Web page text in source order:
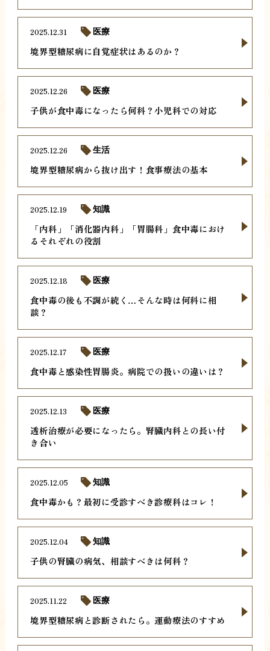
境界型糖尿病に自覚症状はあるのか？
2025.12.31 医療
子供が食中毒になったら何科？小児科での対応
2025.12.26 医療
境界型糖尿病から抜け出す！食事療法の基本
2025.12.26 生活
「内科」「消化器内科」「胃腸科」食中毒におけ
るそれぞれの役割
2025.12.19 知識
食中毒の後も不調が続く…そんな時は何科に相
談？
2025.12.18 医療
食中毒と感染性胃腸炎。病院での扱いの違いは？
2025.12.17 医療
透析治療が必要になったら。腎臓内科との長い付
き合い
2025.12.13 医療
食中毒かも？最初に受診すべき診療科はコレ！
2025.12.05 知識
子供の腎臓の病気、相談すべきは何科？
2025.12.04 知識
境界型糖尿病と診断されたら。運動療法のすすめ
2025.11.22 医療